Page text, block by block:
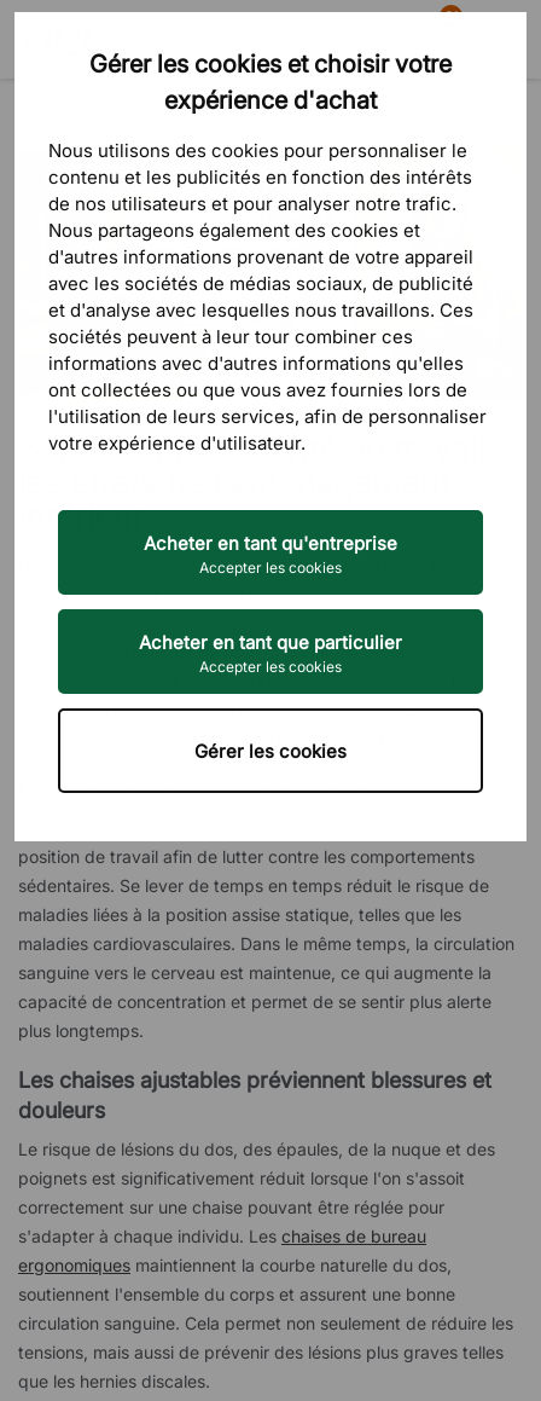
Gérer les cookies et choisir votre
expérience d'achat
Nous utilisons des cookies pour personnaliser le
contenu et les publicités en fonction des intérêts
de nos utilisateurs et pour analyser notre trafic.
Nous partageons également des cookies et
d'autres informations provenant de votre appareil
avec les sociétés de médias sociaux, de publicité
et d'analyse avec lesquelles nous travaillons. Ces
sociétés peuvent à leur tour combiner ces
informations avec d'autres informations qu'elles
ont collectées ou que vous avez fournies lors de
l'utilisation de leurs services, afin de personnaliser
votre expérience d'utilisateur.
Acheter en tant qu'entreprise
Accepter les cookies
Acheter en tant que particulier
Accepter les cookies
Gérer les cookies
Recherche
81
Panier
L'ergonomie au bureau
Santé et productivité au travail -
intérieur
Un environnement de travail ergonomique qui encourage le
mouvement et qui est conçu pour offrir des conditions
réduction des niveaux de bruit et du risque de tensions
répétitives permet d'accroître l'efficacité et de réduire les
absences. Nous examinons ici des moyens simples de faire une
grande différence en matière de bien-être au bureau.
Changer de position oxygène le cerveau
position de travail afin de lutter contre les comportements
sédentaires. Se lever de temps en temps réduit le risque de
maladies liées à la position assise statique, telles que les
maladies cardiovasculaires. Dans le même temps, la circulation
sanguine vers le cerveau est maintenue, ce qui augmente la
capacité de concentration et permet de se sentir plus alerte
plus longtemps.
Les chaises ajustables préviennent blessures et
douleurs
Le risque de lésions du dos, des épaules, de la nuque et des
poignets est significativement réduit lorsque l'on s'assoit
correctement sur une chaise pouvant être réglée pour
s'adapter à chaque individu. Les chaises de bureau
ergonomiques maintiennent la courbe naturelle du dos,
soutiennent l'ensemble du corps et assurent une bonne
circulation sanguine. Cela permet non seulement de réduire les
tensions, mais aussi de prévenir des lésions plus graves telles
que les hernies discales.